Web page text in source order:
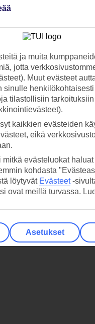
ja muita
jotta
Muut evästeet
sinulle
tilastollisiin
kaikkien evästeiden
eikä
evästeluokat
kohdasta
löytyvät Evästeet-
ovat meillä turvassa.
Asetukset